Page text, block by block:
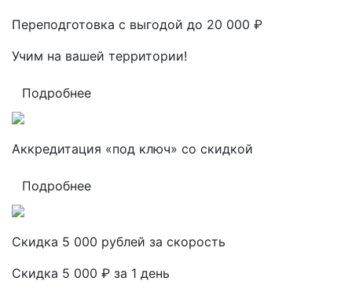
Переподготовка с выгодой до 20 000 ₽
Учим на вашей территории!
Подробнее
Аккредитация «под ключ» со скидкой
Подробнее
Скидка 5 000 рублей за скорость
Скидка 5 000 ₽ за 1 день